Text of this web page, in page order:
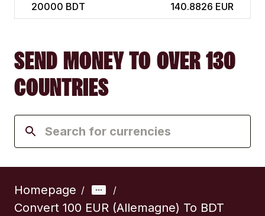
20000 BDT 140.8826 EUR
SEND MONEY TO OVER 130
COUNTRIES
Homepage / /
Convert 100 EUR (Allemagne) To BDT